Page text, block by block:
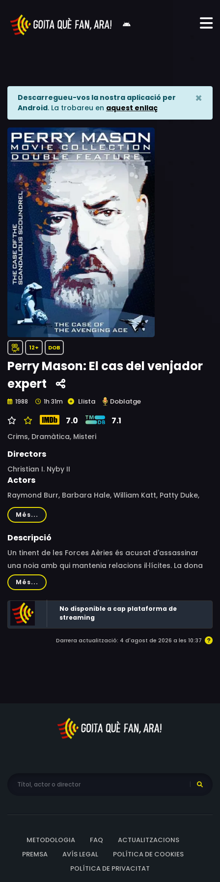
Descarregueu-vos la nostra aplicació per
Android. La trobareu en aquest enllaç
×
12+ DOB
Perry Mason: El cas del venjador
expert
1988 1h 31m Llista Doblatge
7.0 7.1
Crims, Dramàtica, Misteri
Directors
Christian I. Nyby II
Actors
Raymond Burr, Barbara Hale, William Katt, Patty Duke,
Erin Gray, Larry Wilcox, Wendelin Harston, Tupper Cullum,
David Ogden Stiers, Charles Siebert, James Sutorius,
Arthur Taxier, James McEachin, Don Galloway, Richard
Coloroso, Michael X. Martin, Caitlin O'Connell, Sue
Hoffman, Burt Goodman
Més...
Descripció
Un tinent de les Forces Aèries és acusat d'assassinar
una noia amb qui mantenia relacions il·lícites. La dona
del militar, convençuda de la innocència del seu marit,
contracta Perry Mason perquè el defensi.
Més...
No disponible a cap plataforma de
streaming
Darrera actualització: 4 d'agost de 2026 a les 10:37
METODOLOGIA FAQ
ACTUALITZACIONS
PREMSA
AVÍS LEGAL
POLÍTICA DE COOKIES
POLÍTICA DE PRIVACITAT